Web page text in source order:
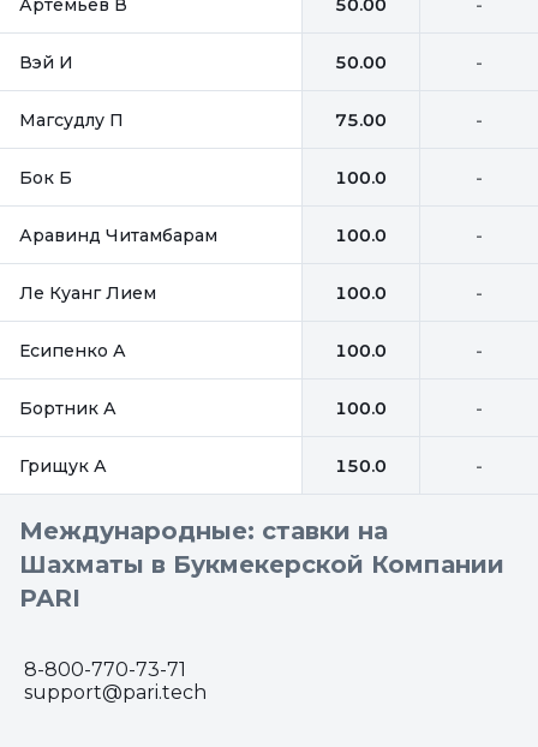
Вэй И 50.00 -
Магсудлу П 75.00 -
Бок Б 100.0 -
Аравинд Читамбарам 100.0 -
Ле Куанг Лием 100.0 -
Есипенко А 100.0 -
Бортник А 100.0 -
Грищук А 150.0 -
Международные: ставки на
Шахматы в Букмекерской Компании
PARI
8-800-770-73-71
support@pari.tech